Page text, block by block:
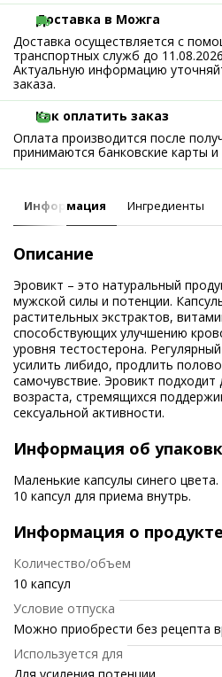
Доставка в Можга
Доставка осуществляется с
транспортных служб до
Актуальную информацию
заказа.
Как оплатить заказ
Оплата производится после
принимаются банковские карты и
Информация Ингредиенты
Описание
Эровикт – это натуральный
мужской силы и потенции.
растительных экстрактов,
способствующих улучшению
уровня тестостерона.
усилить либидо, продлить
самочувствие. Эровикт
возраста, стремящихся
сексуальной активности.
Информация об
Маленькие капсулы синего
10 капсул для приема внутрь.
Информация о продукте
Количество/объем
10 капсул
Условие отпуска
Можно приобрести без рецепта
Используется для